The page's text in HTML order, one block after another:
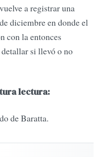
a registrar una
diciembre en donde el
con la entonces
si llevó o no
lectura:
de Baratta.